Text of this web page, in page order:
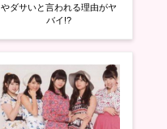
やダサいと言われる理由がヤ
バイ!?